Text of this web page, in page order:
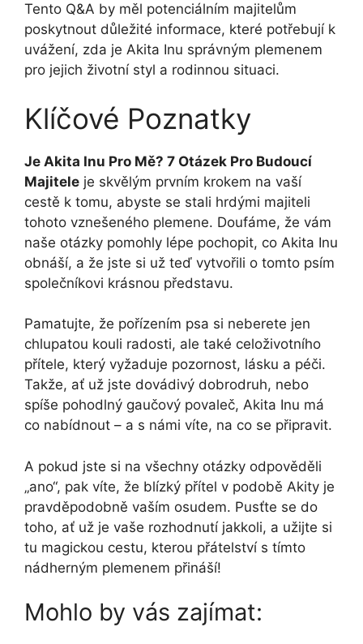
Tento Q&A by měl potenciálním majitelům
poskytnout důležité informace, které potřebují k
uvážení, zda je Akita Inu správným plemenem
pro jejich životní styl a rodinnou situaci.
Klíčové Poznatky
Je Akita Inu Pro Mě? 7 Otázek Pro Budoucí
Majitele je skvělým prvním krokem na vaší
cestě k tomu, abyste se stali hrdými majiteli
tohoto vznešeného plemene. Doufáme, že vám
naše otázky pomohly lépe pochopit, co Akita Inu
obnáší, a že jste si už teď vytvořili o tomto psím
společníkovi krásnou představu.
Pamatujte, že pořízením psa si neberete jen
chlupatou kouli radosti, ale také celoživotního
přítele, který vyžaduje pozornost, lásku a péči.
Takže, ať už jste dovádivý dobrodruh, nebo
spíše pohodlný gaučový povaleč, Akita Inu má
co nabídnout – a s námi víte, na co se připravit.
A pokud jste si na všechny otázky odpověděli
„ano“, pak víte, že blízký přítel v podobě Akity je
pravděpodobně vaším osudem. Pusťte se do
toho, ať už je vaše rozhodnutí jakkoli, a užijte si
tu magickou cestu, kterou přátelství s tímto
nádherným plemenem přináší!
Mohlo by vás zajímat: